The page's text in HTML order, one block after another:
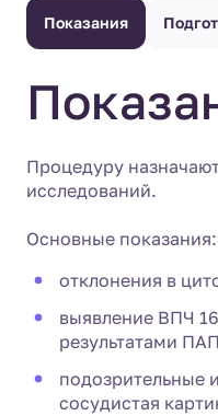
Показания
Процедуру
исследований.
Основные показания:
отклонения в
выявление ВПЧ
результатами
подозрительные
сосудистая